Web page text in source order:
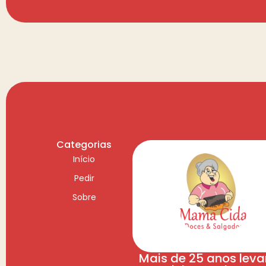
Categorias
Início
Pedir
Sobre
Mais de 25 anos